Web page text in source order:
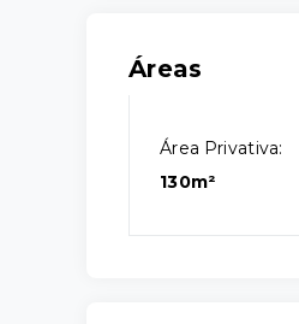
Áreas
Área Privativa:
130m²